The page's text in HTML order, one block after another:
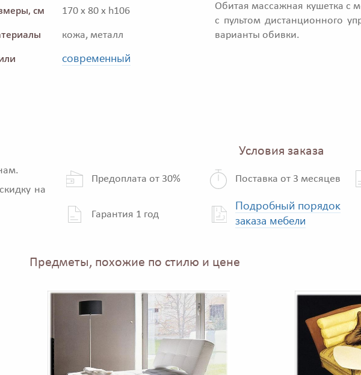
см 170 x 80 x h106
кожа, металл
современный
Обитая массажная кушетка с
с пультом дистанционного
варианты обивки.
на
Условия заказа
Предоплата от 30% Поставка от 3 месяцев
Гарантия 1 год
Подробный порядок
заказа мебели
Предметы, похожие по стилю и цене